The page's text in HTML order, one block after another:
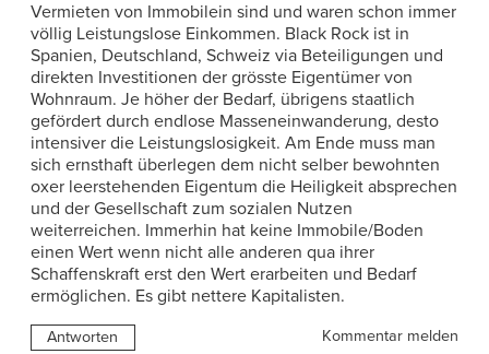
Vermieten von Immobilein sind und waren schon immer
völlig Leistungslose Einkommen. Black Rock ist in
Spanien, Deutschland, Schweiz via Beteiligungen und
direkten Investitionen der grösste Eigentümer von
Wohnraum. Je höher der Bedarf, übrigens staatlich
gefördert durch endlose Masseneinwanderung, desto
intensiver die Leistungslosigkeit. Am Ende muss man
sich ernsthaft überlegen dem nicht selber bewohnten
oxer leerstehenden Eigentum die Heiligkeit absprechen
und der Gesellschaft zum sozialen Nutzen
weiterreichen. Immerhin hat keine Immobile/Boden
einen Wert wenn nicht alle anderen qua ihrer
Schaffenskraft erst den Wert erarbeiten und Bedarf
ermöglichen. Es gibt nettere Kapitalisten.
Antworten
Kommentar melden